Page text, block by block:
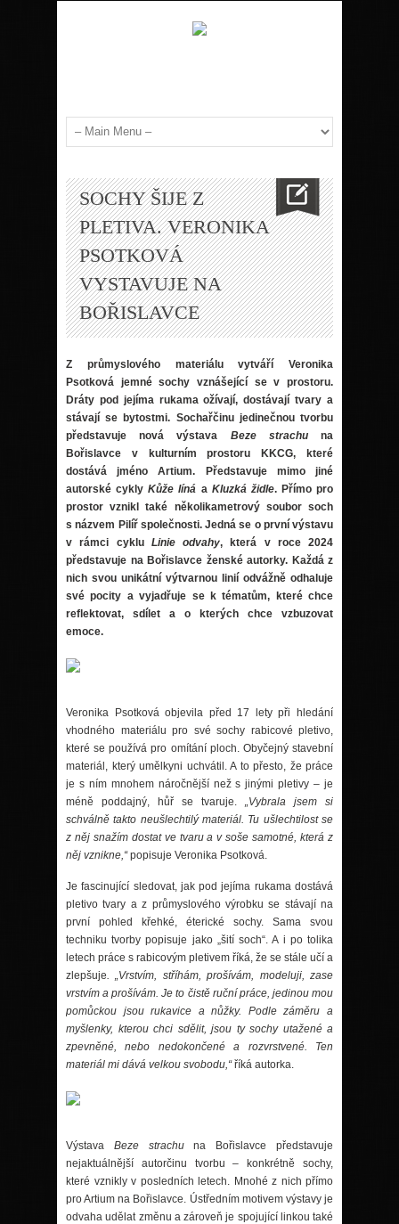
SOCHY ŠIJE Z
PLETIVA. VERONIKA
PSOTKOVÁ
VYSTAVUJE NA
BOŘISLAVCE
Z průmyslového materiálu vytváří Veronika
Psotková jemnésochy vznášející se v prostoru.
Dráty pod jejíma rukama ožívají, dostávají tvary a
stávají se bytostmi. Sochařčinu jedinečnou tvorbu
představuje nová výstava Beze strachuna
Bořislavce v kulturním prostoru KKCG, které
dostává jméno Artium. Představuje mimo jiné
autorskécyklyKůže líná a Kluzká židle. Přímo pro
prostor vznikl také několikametrový soubor soch
s názvem Pilíř společnosti. Jedná se o první výstavu
v rámci cyklu Linie odvahy, která v roce 2024
představuje na Bořislavce ženské autorky. Každá z
nich svou unikátní výtvarnou linií odvážně odhaluje
svépocity a vyjadřuje se k tématům, které chce
reflektovat, sdílet a o kterých chce vzbuzovat
emoce.
Veronika Psotková objevila před 17 lety při hledání
vhodného materiálu pro své sochy rabicové pletivo,
které se používá pro omítání ploch. Obyčejný stavební
materiál, který umělkyni uchvátil. A to přesto, že práce
je s ním mnohem náročnější než s jinými pletivy – je
méně poddajný, hůř se tvaruje. „Vybrala jsem si
schválně takto neušlechtilýmateriál. Tu ušlechtilost se
z něj snažím dostat ve tvaru a v soše samotné, která z
něj vznikne,“popisuje Veronika Psotková.
Je fascinující sledovat, jak pod jejíma rukama dostává
pletivo tvary a z průmyslového výrobku se stávají na
první pohled křehké, éterické sochy. Sama svou
techniku tvorby popisuje jako „šití soch“. A i po tolika
letech práce s rabicovým pletivem říká, že se stále učí a
zlepšuje. „Vrstvím, stříhám, prošívám, modeluji, zase
vrstvím a prošívám. Je to čistě ruční práce, jedinou mou
pomůckou jsou rukavice a nůžky. Podle záměru a
myšlenky, kterou chci sdělit, jsou ty sochy utažené a
zpevněné, nebo nedokončenéa rozvrstvené. Ten
materiál mi dává velkou svobodu,“říká autorka.
Výstava Beze strachuna Bořislavce představuje
nejaktuálnější autorčinu tvorbu – konkrétně sochy,
které vznikly v posledních letech. Mnohé z nich přímo
pro Artium na Bořislavce. Ústředním motivem výstavy je
odvaha udělat změnu a zároveň je spojující linkou také